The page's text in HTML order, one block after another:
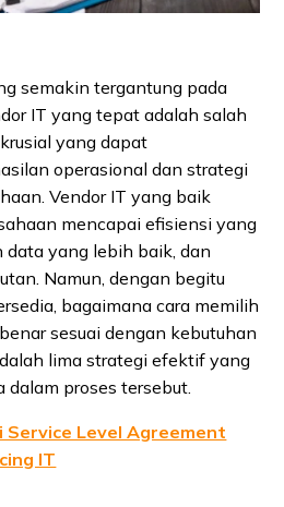
semakin tergantung pada
IT yang tepat adalah salah
yang dapat
operasional dan strategi
Vendor IT yang baik
mencapai efisiensi yang
yang lebih baik, dan
Namun, dengan begitu
bagaimana cara memilih
sesuai dengan kebutuhan
lima strategi efektif yang
proses tersebut.
Service Level Agreement
IT